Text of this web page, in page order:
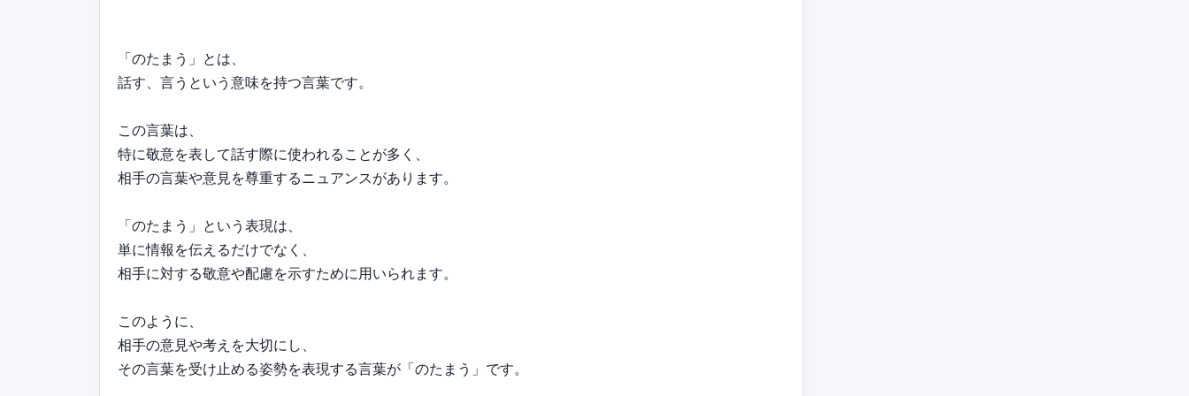
「のたまう」とは、
話す、言うという意味を持つ言葉です。
この言葉は、
特に敬意を表して話す際に使われることが多く、
相手の言葉や意見を尊重するニュアンスがあります。
「のたまう」という表現は、
単に情報を伝えるだけでなく、
相手に対する敬意や配慮を示すために用いられます。
このように、
相手の意見や考えを大切にし、
その言葉を受け止める姿勢を表現する言葉が「のたまう」です。